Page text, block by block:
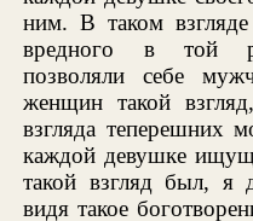
ним. В таком
вредного в той
позволяли себе
женщин такой
взгляда теперешних
каждой девушке
такой взгляд был, я
видя такое